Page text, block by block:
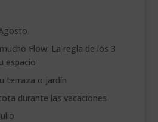
Flow: La regla de los 3
espacio
terraza o jardín
durante las vacaciones